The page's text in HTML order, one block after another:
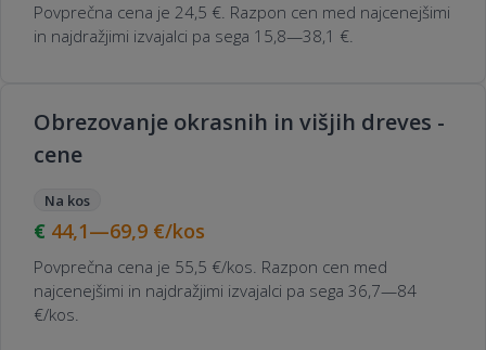
Povprečna cena je 24,5 €. Razpon cen med najcenejšimi
in najdražjimi izvajalci pa sega 15,8—38,1 €.
Obrezovanje okrasnih in višjih dreves -
cene
Na kos
44,1—69,9 €/kos
Povprečna cena je 55,5 €/kos. Razpon cen med
najcenejšimi in najdražjimi izvajalci pa sega 36,7—84
€/kos.